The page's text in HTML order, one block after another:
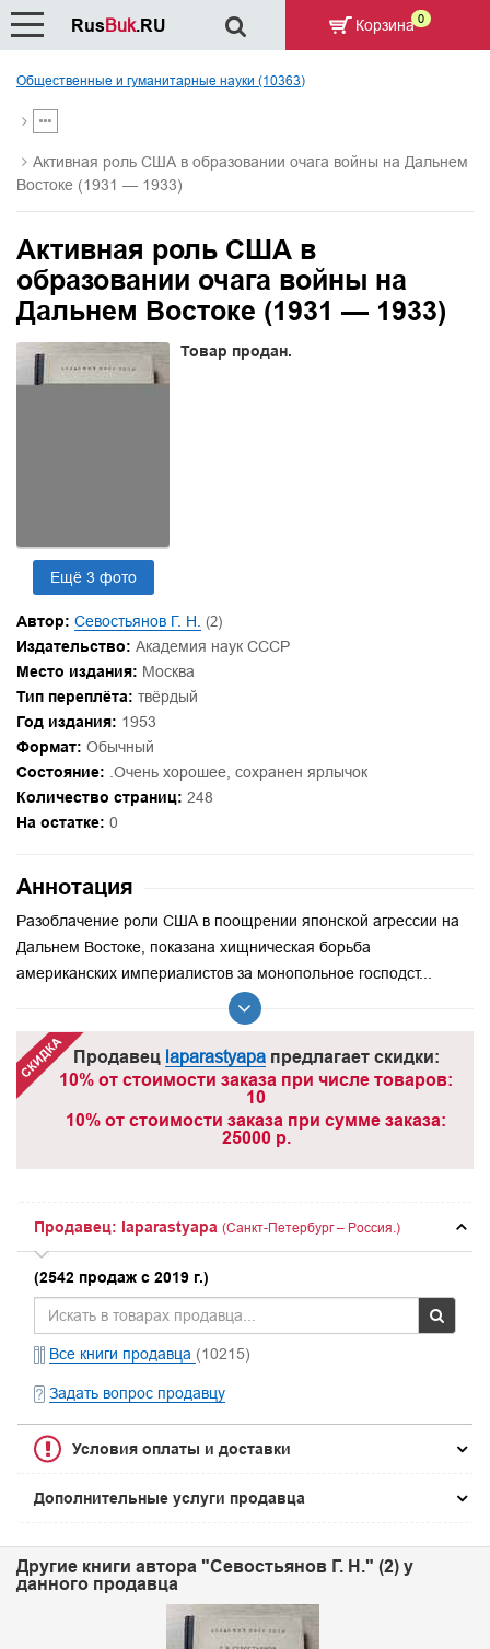
Общественные и гуманитарные науки (10363)
Активная роль США в образовании очага войны на Дальнем
Востоке (1931 — 1933)
Активная роль США в
образовании очага войны на
Дальнем Востоке (1931 — 1933)
Ещё 3 фото
Товар продан.
Автор: Севостьянов Г. Н. (2)
Издательство: Академия наук СССР
Место издания: Москва
Тип переплёта: твёрдый
Год издания: 1953
Формат: Обычный
Состояние: .Очень хорошее, сохранен ярлычок
Количество страниц: 248
На остатке: 0
Аннотация
Разоблачение роли США в поощрении японской агрессии на
Дальнем Востоке, показана хищническая борьба
американских империалистов за монопольное господст...
Продавец laparastyapaпредлагает скидки:
10% от стоимости заказа при числе товаров:
10
10% от стоимости заказа при сумме заказа:
25000 р.
Продавец: laparastyapa (Санкт-Петербург – Россия.)
(2542 продаж с 2019 г.)
Все книги продавца (10215)
Задать вопрос продавцу
Условия оплаты и доставки
Дополнительные услуги продавца
Другие книги автора "Севостьянов Г. Н." (2) у
данного продавца
RusBuk.RU Корзина 0